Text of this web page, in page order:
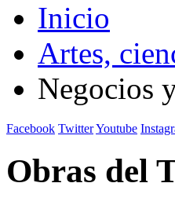
Inicio
Artes,
Negocios
Facebook TwitterYoutube
Obras del